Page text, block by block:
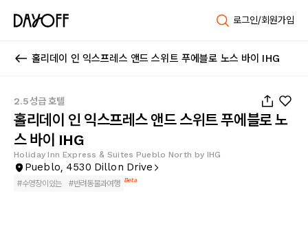
로그인/회원가입
홀리데이 인 익스프레스 앤드 스위트 푸에블로 노스 바이 IHG
2.5성급 호텔
홀리데이 인 익스프레스 앤드 스위트 푸에블로 노
스 바이 IHG
Holiday Inn Express & Suites Pueblo North by IHG
Pueblo, 4530 Dillon Drive
#수영장이있는 #반려동물과여행 Beta